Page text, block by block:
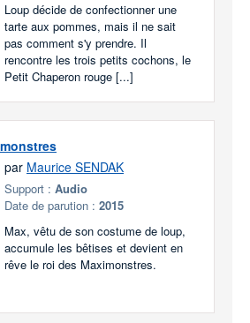
Loup décide de confectionner une
tarte aux pommes, mais il ne sait
pas comment s'y prendre. Il
rencontre les trois petits cochons, le
Petit Chaperon rouge [...]
par Maurice SENDAK
Support : Audio
Date de parution : 2015
Max, vêtu de son costume de loup,
accumule les bêtises et devient en
rêve le roi des Maximonstres.